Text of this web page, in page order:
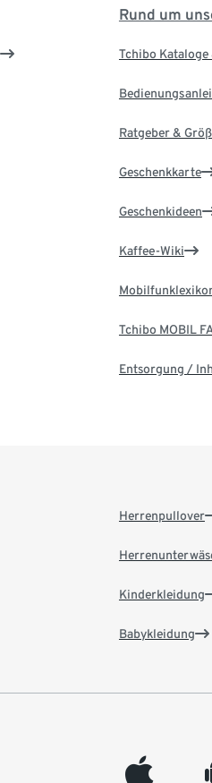
Rund um
Tchibo Kataloge
Ratgeber &
Geschenkkarte
Geschenkideen
Kaffee-Wiki
Tchibo MOBIL
Entsorgung /
Herrenpullover
Kinderkleidung
Babykleidung
appleinc